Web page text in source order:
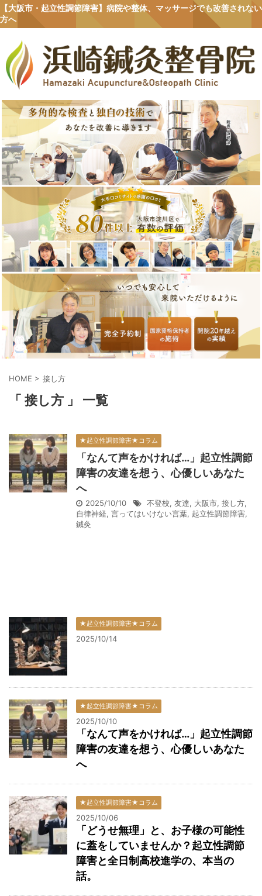
【大阪市・起立性調節障害】病院や整体、マッサージでも改善されない
方へ
HOME > 接し方
「 接し方 」 一覧
★起立性調節障害★コラム
「なんて声をかければ…」起立性調節
障害の友達を想う、心優しいあなた
へ
2025/10/10 不登校, 友達, 大阪市, 接し方,
自律神経, 言ってはいけない言葉, 起立性調節障害,
鍼灸
★起立性調節障害★コラム
2025/10/14
★起立性調節障害★コラム
2025/10/10
「なんて声をかければ…」起立性調節
障害の友達を想う、心優しいあなた
へ
★起立性調節障害★コラム
2025/10/06
「どうせ無理」と、お子様の可能性
に蓋をしていませんか？起立性調節
障害と全日制高校進学の、本当の
話。